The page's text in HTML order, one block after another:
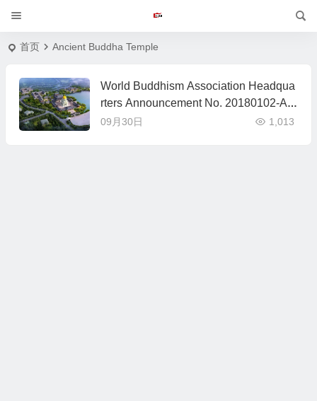
首页 Ancient Buddha Temple
World Buddhism Association Headqua
rters Announcement No. 20180102-An
cient Buddha Temple
09月30日 1,013